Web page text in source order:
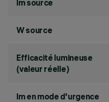
lm source
W source
Efficacité lumineuse
(valeur réelle)
lm en mode d'urgence